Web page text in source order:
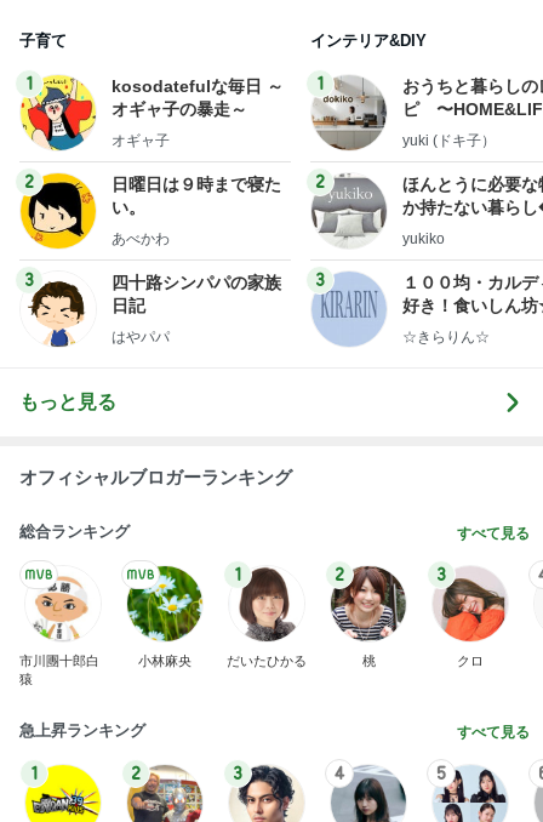
子育て
1
kosodatefulな毎日 ～
オギャ子の暴走～
オギャ子
2
日曜日は９時まで寝た
い。
あべかわ
3
四十路シンパパの家族
日記
はやパパ
インテリア&DIY
1
おうちと暮らしの
ピ 〜
yuki (ドキ子）
2
ほんとうに必要な
か持たない暮ら
ep Life Simple◆
yukiko
3
１００均・カルデ
好き！食いしん
らりん☆のブログ
☆きらりん☆
もっと見る
オフィシャルブロガーランキング
総合ランキング すべて見る
市川團十郎白
猿
小林麻央
1
だいたひかる
2
桃
3
クロ
急上昇ランキング すべて見る
1 2 3 4 5